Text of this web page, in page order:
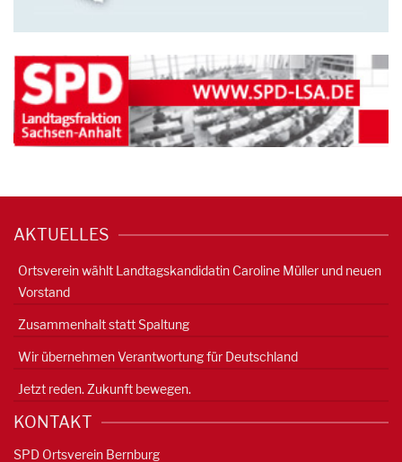
AKTUELLES
Ortsverein wählt Landtagskandidatin Caroline Müller und neuen
Vorstand
Zusammenhalt statt Spaltung
Wir übernehmen Verantwortung für Deutschland
Jetzt reden. Zukunft bewegen.
KONTAKT
SPD Ortsverein Bernburg